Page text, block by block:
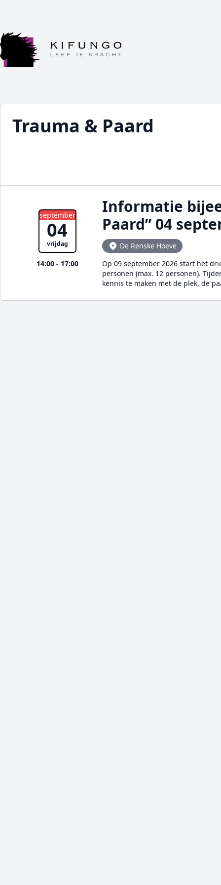
Trauma & Paard
september
04
vrijdag
14:00 - 17:00
Informatie
Paard” 04
De Renske Hoeve
Op 09 september 2026 start het
personen (max. 12 personen).
kennis te maken met de plek, de